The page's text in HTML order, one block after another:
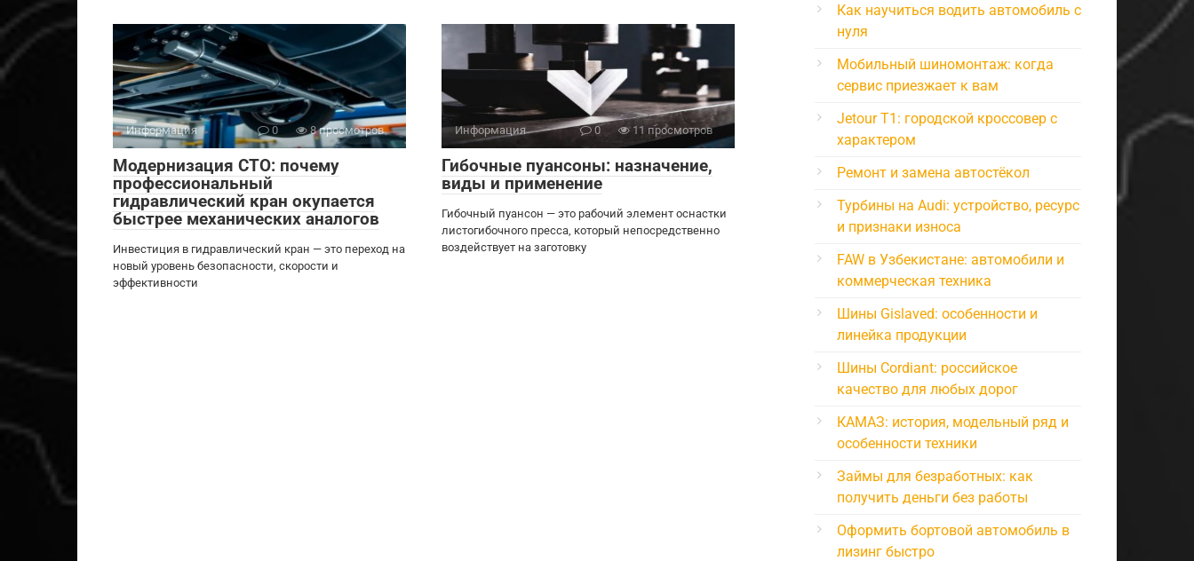
Информация 0 8 просмотров
Модернизация СТО: почему
профессиональный
гидравлический кран окупается
быстрее механических аналогов
Инвестиция в гидравлический кран — это переход на
новый уровень безопасности, скорости и
эффективности
Информация 0 11 просмотров
Гибочные пуансоны: назначение,
виды и применение
Гибочный пуансон — это рабочий элемент оснастки
листогибочного пресса, который непосредственно
воздействует на заготовку
Как научиться водить автомобиль с
нуля
Мобильный шиномонтаж: когда
сервис приезжает к вам
Jetour T1: городской кроссовер с
характером
Ремонт и замена автостёкол
Турбины на Audi: устройство, ресурс
и признаки износа
FAW в Узбекистане: автомобили и
коммерческая техника
Шины Gislaved: особенности и
линейка продукции
Шины Cordiant: российское
качество для любых дорог
КАМАЗ: история, модельный ряд и
особенности техники
Займы для безработных: как
получить деньги без работы
Оформить бортовой автомобиль в
лизинг быстро